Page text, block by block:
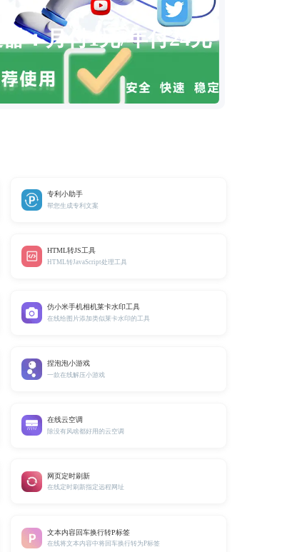
：月付1元/年付24元
专利小助手
帮您生成专利文案
HTML转JS工具
HTML转JavaScript处理工具
仿小米手机相机莱卡水印工具
在线给图片添加类似莱卡水印的工具
捏泡泡小游戏
一款在线解压小游戏
在线云空调
除没有风啥都好用的云空调
网页定时刷新
在线定时刷新指定远程网址
文本内容回车换行转P标签
在线将文本内容中将回车换行转为P标签